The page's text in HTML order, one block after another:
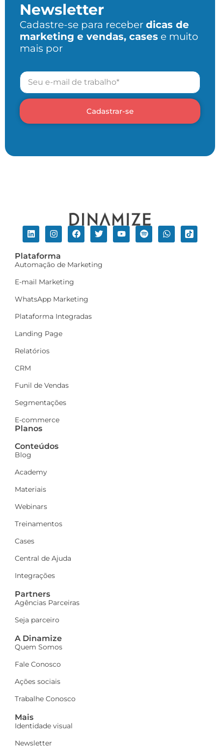
Newsletter
Cadastre-se para receber dicas de
marketing e vendas, cases e muito
mais por
Cadastrar-se
Plataforma
Automação de Marketing
E-mail Marketing
WhatsApp Marketing
Plataforma Integradas
Landing Page
Relatórios
CRM
Funil de Vendas
Segmentações
E-commerce
Planos
Conteúdos
Blog
Academy
Materiais
Webinars
Treinamentos
Cases
Central de Ajuda
Integrações
Partners
Agências Parceiras
Seja parceiro
A Dinamize
Quem Somos
Fale Conosco
Ações sociais
Trabalhe Conosco
Mais
Identidade visual
Newsletter